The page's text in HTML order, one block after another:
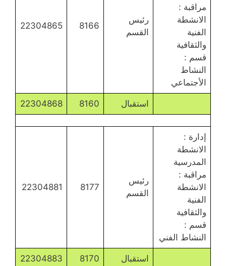
مراقبة :
الانشطة
الفنية
والثقافية
قسم :
النشاط
الأجتماعي
رئيس
القسم
8166
22304865
استقبال 8160
22304868
إدارة :
الانشطة
المدرسية
مراقبة :
الانشطة
الفنية
والثقافية
قسم :
النشاط الفني
رئيس
القسم
8177
22304881
استقبال 8170
22304883